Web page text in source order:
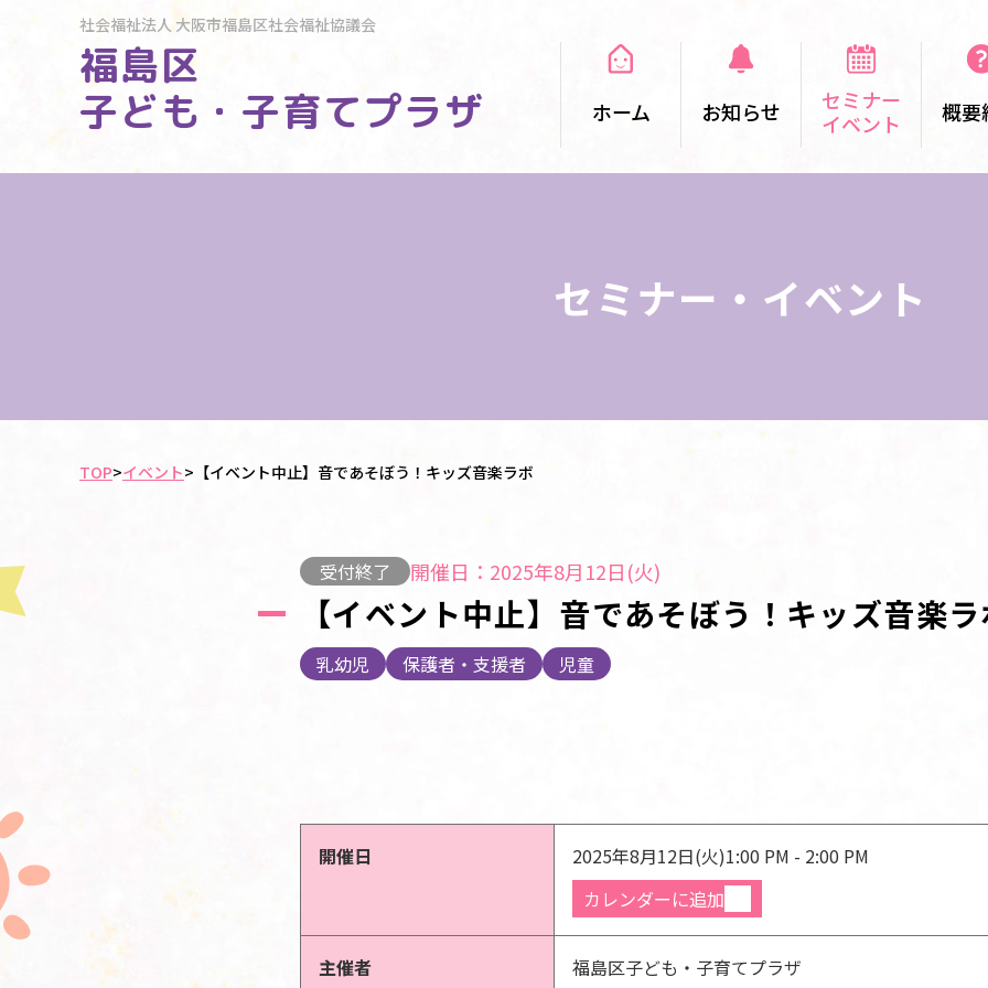
社会福祉法人大阪市福島区社会福祉協議会
福島区
子ども・子育てプラザ
ホーム お知らせ
セミナー
イベント
概要
セミナー・イベント
TOP>イベント> 【イベント中止】音であそぼう！キッズ音楽ラボ
受付終了 開催日：2025年8月12日(火)
【イベント中止】音であそぼう！キッズ音楽
乳幼児 保護者・支援者 児童
開催日 2025年8月12日(火)1:00 PM - 2:00 PM
カレンダーに追加
主催者 福島区子ども・子育てプラザ